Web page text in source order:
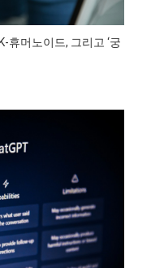
휴머노이드, 그리고 ‘궁